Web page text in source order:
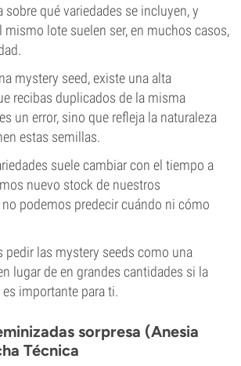
qué variedades se incluyen, y
mismo lote suelen ser, en muchos casos,
mystery seed, existe una alta
recibas duplicados de la misma
un error, sino que refleja la naturaleza
estas semillas.
suele cambiar con el tiempo a
nuevo stock de nuestros
no podemos predecir cuándo ni cómo
pedir las mystery seeds como una
lugar de en grandes cantidades si la
importante para ti.
sorpresa (Anesia
Técnica